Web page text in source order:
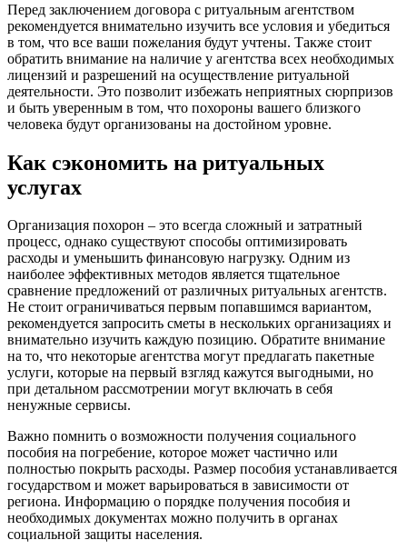
Перед заключением договора с ритуальным агентством
рекомендуется внимательно изучить все условия и убедиться
в том, что все ваши пожелания будут учтены. Также стоит
обратить внимание на наличие у агентства всех необходимых
лицензий и разрешений на осуществление ритуальной
деятельности. Это позволит избежать неприятных сюрпризов
и быть уверенным в том, что похороны вашего близкого
человека будут организованы на достойном уровне.
Как сэкономить на ритуальных
услугах
Организация похорон – это всегда сложный и затратный
процесс, однако существуют способы оптимизировать
расходы и уменьшить финансовую нагрузку. Одним из
наиболее эффективных методов является тщательное
сравнение предложений от различных ритуальных агентств.
Не стоит ограничиваться первым попавшимся вариантом,
рекомендуется запросить сметы в нескольких организациях и
внимательно изучить каждую позицию. Обратите внимание
на то, что некоторые агентства могут предлагать пакетные
услуги, которые на первый взгляд кажутся выгодными, но
при детальном рассмотрении могут включать в себя
ненужные сервисы.
Важно помнить о возможности получения социального
пособия на погребение, которое может частично или
полностью покрыть расходы. Размер пособия устанавливается
государством и может варьироваться в зависимости от
региона. Информацию о порядке получения пособия и
необходимых документах можно получить в органах
социальной защиты населения.